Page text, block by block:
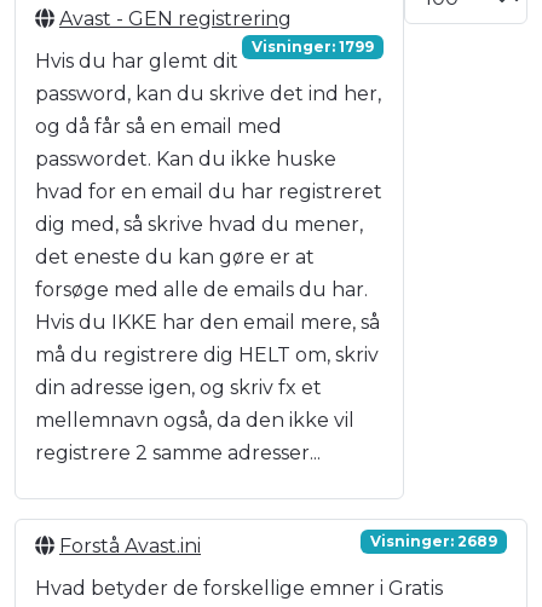
Avast - GEN registrering
Visninger: 1799
Hvis du har glemt dit
password, kan du skrive det ind her,
og då får så en email med
passwordet. Kan du ikke huske
hvad for en email du har registreret
dig med, så skrive hvad du mener,
det eneste du kan gøre er at
forsøge med alle de emails du har.
Hvis du IKKE har den email mere, så
må du registrere dig HELT om, skriv
din adresse igen, og skriv fx et
mellemnavn også, da den ikke vil
registrere 2 samme adresser...
Forstå Avast.ini Visninger: 2689
Hvad betyder de forskellige emner i Gratis